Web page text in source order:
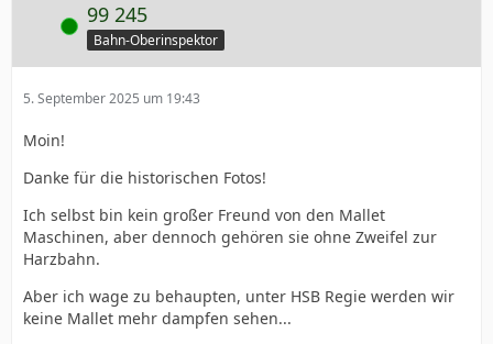
Online 99 245
Bahn-Oberinspektor
5. September 2025 um 19:43
Moin!
Danke für die historischen Fotos!
Ich selbst bin kein großer Freund von den Mallet
Maschinen, aber dennoch gehören sie ohne Zweifel zur
Harzbahn.
Aber ich wage zu behaupten, unter HSB Regie werden wir
keine Mallet mehr dampfen sehen...